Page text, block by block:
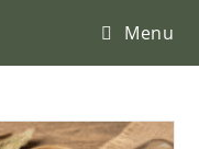
Menu